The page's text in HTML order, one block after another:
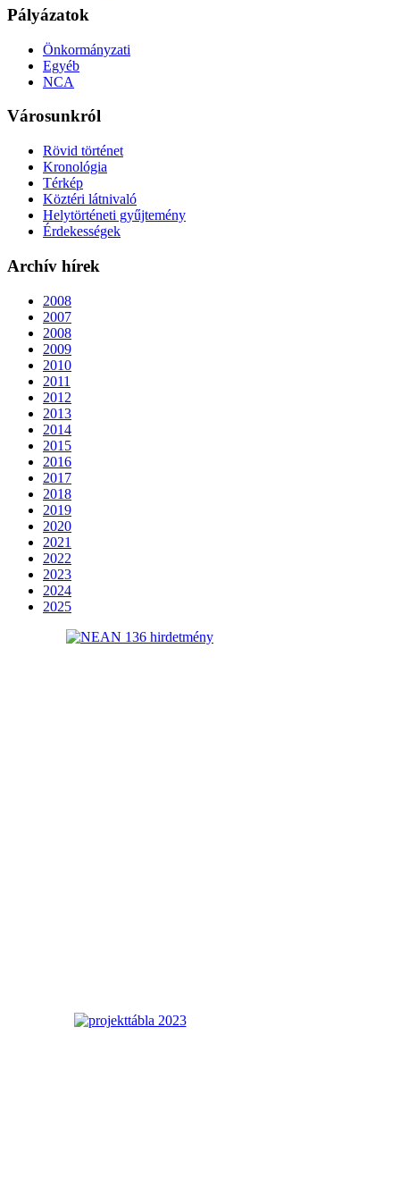
Pályázatok
Önkormányzati
Egyéb
NCA
Városunkról
Rövid történet
Kronológia
Térkép
Köztéri látnivaló
Helytörténeti gyűjtemény
Érdekességek
Archív hírek
2008
2007
2008
2009
2010
2011
2012
2013
2014
2015
2016
2017
2018
2019
2020
2021
2022
2023
2024
2025